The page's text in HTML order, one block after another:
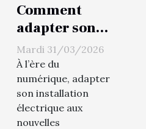
Comment
adapter son
installation
électrique aux
nouvelles
technologies ?
Mardi 31/03/2026
À l’ère du
numérique, adapter
son installation
électrique aux
nouvelles